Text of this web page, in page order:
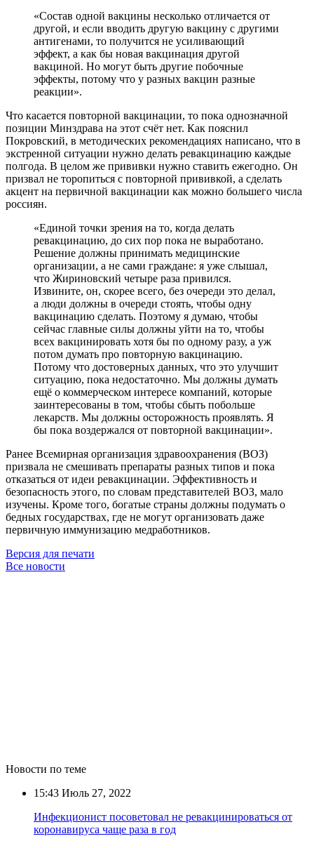
«Состав одной вакцины несколько отличается от
другой, и если вводить другую вакцину с другими
антигенами, то получится не усиливающий
эффект, а как бы новая вакцинация другой
вакциной. Но могут быть другие побочные
эффекты, потому что у разных вакцин разные
реакции».
Что касается повторной вакцинации, то пока однозначной
позиции Минздрава на этот счёт нет. Как пояснил
Покровский, в методических рекомендациях написано, что в
экстренной ситуации нужно делать ревакцинацию каждые
полгода. В целом же прививки нужно ставить ежегодно. Он
призвал не торопиться с повторной прививкой, а сделать
акцент на первичной вакцинации как можно большего числа
россиян.
«Единой точки зрения на то, когда делать
ревакцинацию, до сих пор пока не выработано.
Решение должны принимать медицинские
организации, а не сами граждане: я уже слышал,
что Жириновский четыре раза привился.
Извините, он, скорее всего, без очереди это делал,
а люди должны в очереди стоять, чтобы одну
вакцинацию сделать. Поэтому я думаю, чтобы
сейчас главные силы должны уйти на то, чтобы
всех вакцинировать хотя бы по одному разу, а уж
потом думать про повторную вакцинацию.
Потому что достоверных данных, что это улучшит
ситуацию, пока недостаточно. Мы должны думать
ещё о коммерческом интересе компаний, которые
заинтересованы в том, чтобы сбыть побольше
лекарств. Мы должны осторожность проявлять. Я
бы пока воздержался от повторной вакцинации».
Ранее Всемирная организация здравоохранения (ВОЗ)
призвала не смешивать препараты разных типов и пока
отказаться от идеи ревакцинации. Эффективность и
безопасность этого, по словам представителей ВОЗ, мало
изучены. Кроме того, богатые страны должны подумать о
бедных государствах, где не могут организовать даже
первичную иммунизацию медработников.
Версия для печати
Все новости
Новости по теме
15:43 Июль 27, 2022
Инфекционист посоветовал не ревакцинироваться от
коронавируса чаще раза в год